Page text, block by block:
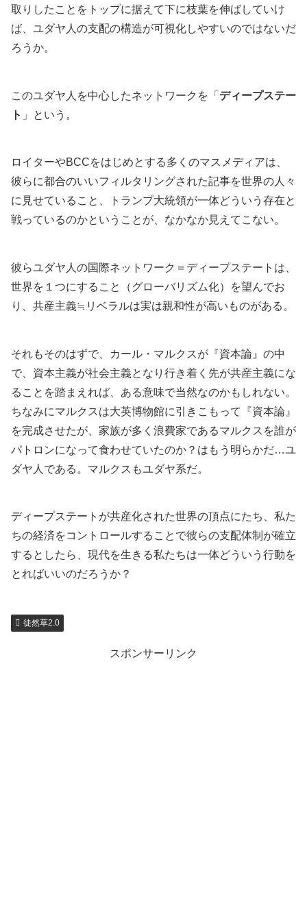
取りしたことをトップに据えて下に枝葉を伸ばしていけ
ば、ユダヤ人の支配の構造が可視化しやすいのではないだ
ろうか。
このユダヤ人を中心したネットワークを「 ディープステー
ト 」という。
ロイターやBCCをはじめとする多くのマスメディアは、
彼らに都合のいいフィルタリングされた記事を世界の人々
に見せていること、トランプ大統領が一体どういう存在と
戦っているのかということが、なかなか見えてこない。
彼らユダヤ人の国際ネットワーク＝ディープステートは、
世界を１つにすること（グローバリズム化）を望んでお
り、共産主義≒リベラルは実は親和性が高いものがある。
それもそのはずで、カール・マルクスが『資本論』の中
で、資本主義が社会主義となり行き着く先が共産主義にな
ることを踏まえれば、ある意味で当然なのかもしれない。
ちなみにマルクスは大英博物館に引きこもって『資本論』
を完成させたが、家族が多く浪費家であるマルクスを誰が
パトロンになって食わせていたのか？はもう明らかだ…ユ
ダヤ人である。マルクスもユダヤ系だ。
ディープステートが共産化された世界の頂点にたち、私た
ちの経済をコントロールすることで彼らの支配体制が確立
するとしたら、現代を生きる私たちは一体どういう行動を
とればいいのだろうか？
徒然草2.0
スポンサーリンク